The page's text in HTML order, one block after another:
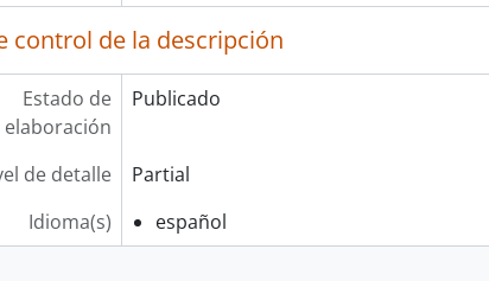
control de la descripción
Estado de
elaboración
Publicado
de detalle
Partial
Idioma(s)
español